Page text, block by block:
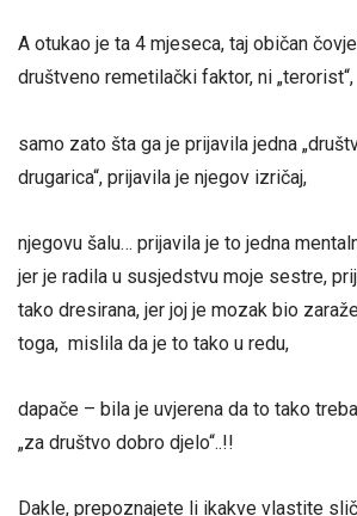
A otukao je ta 4 mjeseca, taj običan
društveno remetilački faktor, ni „terorist“,
samo zato šta ga je prijavila jedna
drugarica“, prijavila je njegov izričaj,
njegovu šalu… prijavila je to jedna
jer je radila u susjedstvu moje sestre,
tako dresirana, jer joj je mozak bio
toga, mislila da je to tako u redu,
dapače – bila je uvjerena da to tako
„za društvo dobro djelo“..!!
Dakle, prepoznajete li ikakve vlastite